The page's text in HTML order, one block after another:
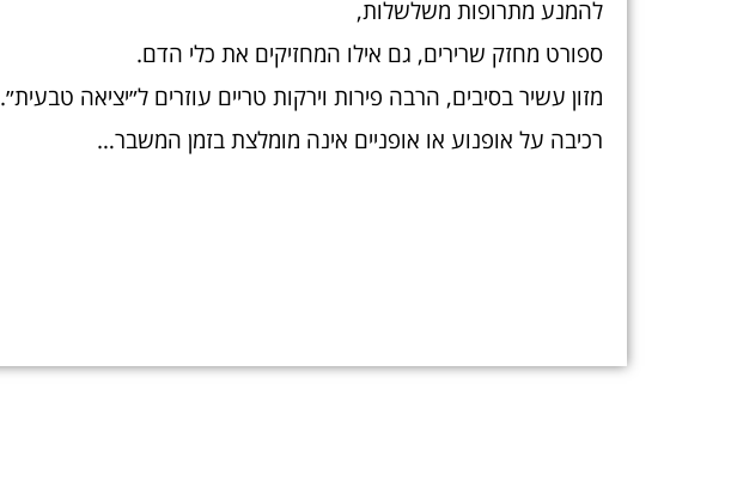
להמנע מתרופות משלשלות,
ספורט מחזק שרירים, גם אילו המחזיקים את כלי הדם.
מזון עשיר בסיבים, הרבה פירות וירקות טריים עוזרים ל״יציאה טבעית״.
רכיבה על אופנוע או אופניים אינה מומלצת בזמן המשבר…